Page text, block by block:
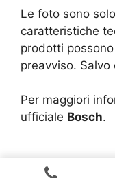
Le foto sono
caratteristiche
prodotti
preavviso.
Per maggiori
ufficiale Bosch.
Copyright © 2024 |